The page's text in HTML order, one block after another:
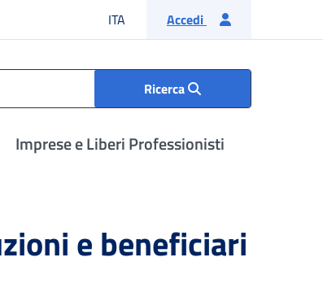
ITA Lingua italiana
Accedi
Ricerca
Imprese e Liberi Professionisti
e beneficiari